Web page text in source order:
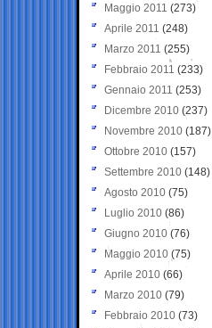
Maggio 2011 (273)
Aprile 2011 (248)
Marzo 2011 (255)
Febbraio 2011 (233)
Gennaio 2011 (253)
Dicembre 2010 (237)
Novembre 2010 (187)
Ottobre 2010 (157)
Settembre 2010 (148)
Agosto 2010 (75)
Luglio 2010 (86)
Giugno 2010 (76)
Maggio 2010 (75)
Aprile 2010 (66)
Marzo 2010 (79)
Febbraio 2010 (73)